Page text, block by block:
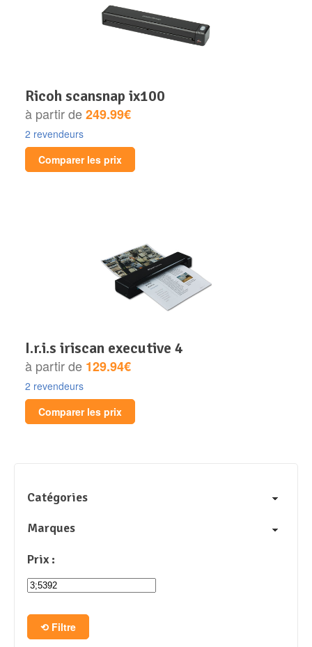
ricoh scansnap ix100
à partir de249.99€
2 revendeurs
Comparer les prix
i.r.i.s iriscan executive 4
à partir de 129.94€
2 revendeurs
Comparer les prix
Catégories
Marques
Prix :
Filtre